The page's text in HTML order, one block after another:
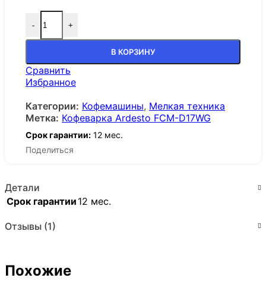
- +
В КОРЗИНУ
Сравнить
Избранное
Категории: Кофемашины, Мелкая техника
Метка: Кофеварка Ardesto FCM-D17WG
Срок гарантии: 12 мес.
Поделиться
Детали
Срок гарантии 12 мес.
Отзывы (1)
Похожие